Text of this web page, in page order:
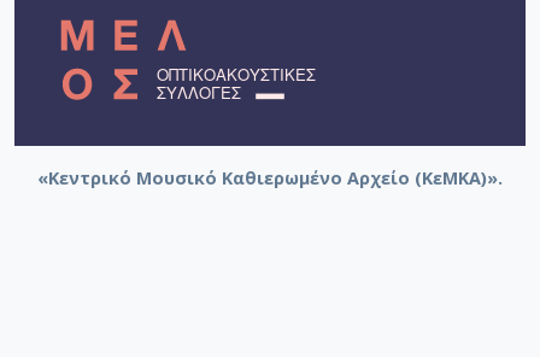
Μόρος, Θεμιστοκλής (1910-1988). Μόρος,
για βιολί και πιάνο
Marais, Marin. Collection 109 pieces, 9 suites : pièces
«Κεντρικό Μουσικό Καθιερωμένο Αρχείο (ΚεΜΚΑ)».